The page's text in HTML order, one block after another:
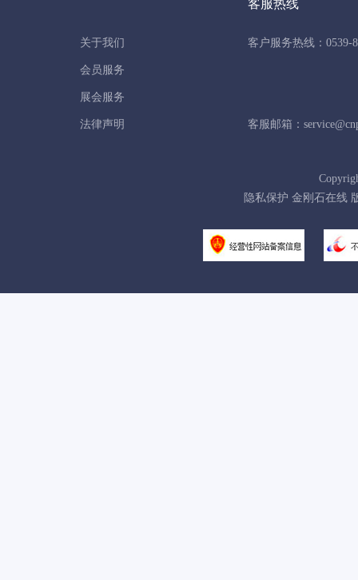
关于我们
会员服务
展会服务
法律声明
客服热线
客户服务热线：0539-
客服邮箱：
隐私保护 金刚石在线